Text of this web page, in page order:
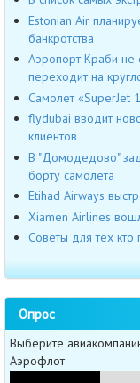
Estonian Air
банкротства
Аэропорт Краби не
переходит на
Самолет «SuperJet
flydubai вводит
клиентов
В "Домодедово"
борту самолета
Etihad Airways
Xiamen Airlines
Советы для тех кто
Опрос
Выберите
Аэрофлот